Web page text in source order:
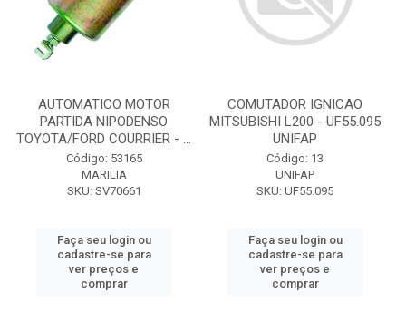
AUTOMATICO MOTOR
PARTIDA NIPODENSO
TOYOTA/FORD COURRIER - ...
Código: 53165
MARILIA
SKU: SV70661
Faça seu login ou
cadastre-se para
ver preços e
comprar
COMUTADOR IGNICAO
MITSUBISHI L200 - UF55.095
UNIFAP
Código: 13
UNIFAP
SKU: UF55.095
Faça seu login ou
cadastre-se para
ver preços e
comprar